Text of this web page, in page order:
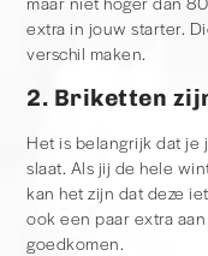
extra in jouw starter.
verschil maken.
2. Briketten
Het is belangrijk dat
slaat. Als jij de hele
kan het zijn dat deze
ook een paar extra
goedkomen.